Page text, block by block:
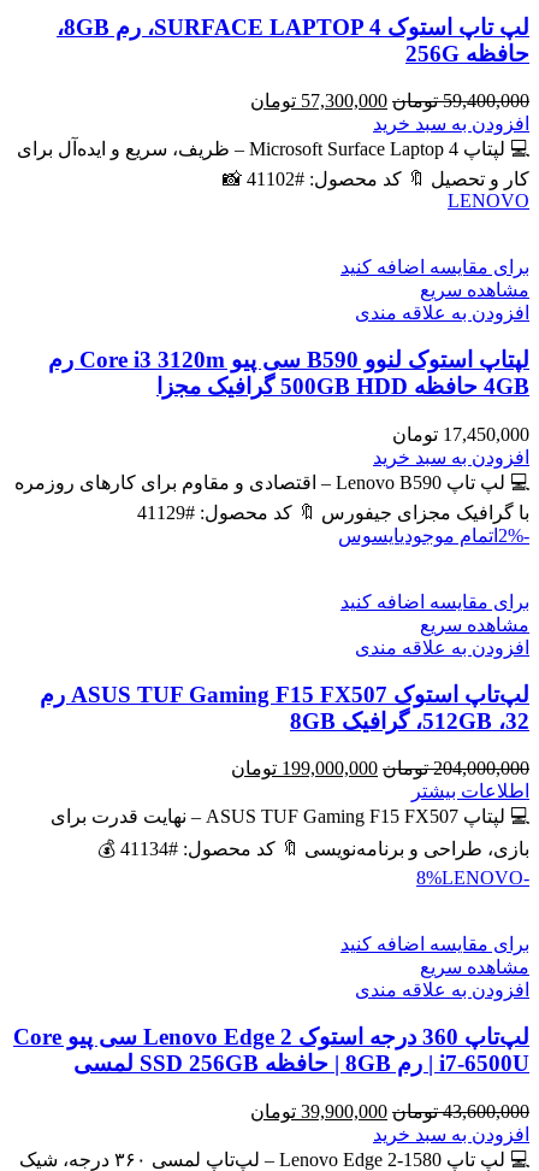
لپ تاپ استوک SURFACE LAPTOP 4، رم 8GB،
حافظه 256G
59,400,000 تومان قیمت
اصلی
59,400,000 تومان
57,300,000 تومان
57,300,000 تومان
است.
افزودن به سبد خرید
💻 لپتاپ Microsoft Surface Laptop 4 – ظریف، سریع و ایده‌آل برای
کار و تحصیل 🔖 کد محصول: #41102 📸
LENOVO
برای مقایسه اضافه کنید
مشاهده سریع
افزودن به علاقه مندی
لپتاپ استوک لنوو B590 سی پیو Core i3 3120m رم
4GB حافظه 500GB HDD گرافیک مجزا
17,450,000 تومان
افزودن به سبد خرید
💻 لپ تاپ Lenovo B590 – اقتصادی و مقاوم برای کارهای روزمره
با گرافیک مجزای جیفورس 🔖 کد محصول: #41129
-2%
اتمام موجودیایسوس
برای مقایسه اضافه کنید
مشاهده سریع
افزودن به علاقه مندی
لپ‌تاپ استوک ASUS TUF Gaming F15 FX507 رم
32، 512GB، گرافیک 8GB
204,000,000 تومان قیمت
204,000,000 تومان
199,000,000 تومان
199,000,000 تومان
است.
اطلاعات بیشتر
💻 لپتاپ ASUS TUF Gaming F15 FX507 – نهایت قدرت برای
بازی، طراحی و برنامه‌نویسی 🔖 کد محصول: #41134 💰
-8%
LENOVO
برای مقایسه اضافه کنید
مشاهده سریع
افزودن به علاقه مندی
لپ‌تاپ 360 درجه استوک Lenovo Edge 2 سی پیو Core
i7-6500U | رم 8GB | حافظه SSD 256GB لمسی
43,600,000 تومان قیمت
اصلی
43,600,000 تومان
39,900,000 تومان
39,900,000 تومان
افزودن به سبد خرید
💻 لپ تاپ Lenovo Edge 2-1580 – لپ‌تاپ لمسی ۳۶۰ درجه، شیک